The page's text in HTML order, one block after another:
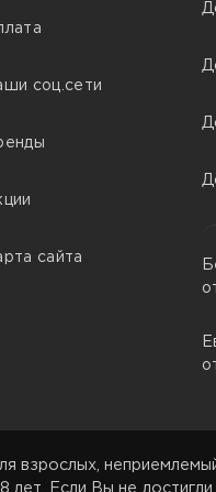
соц.сети
сайта
взрослых,
лет. Если Вы не